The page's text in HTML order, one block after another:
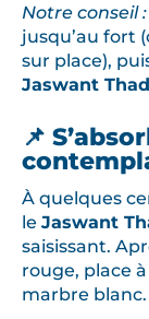
Notre conseil :
jusqu’au fort
sur place),
Jaswant
📌
À quelques
le Jaswant
saisissant.
rouge, place
marbre blanc.